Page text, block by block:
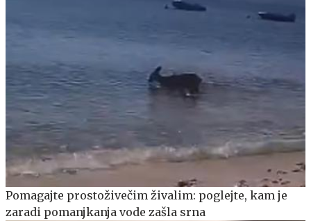
Pomagajte prostoživečim živalim: poglejte, kam je
zaradi pomanjkanja vode zašla srna